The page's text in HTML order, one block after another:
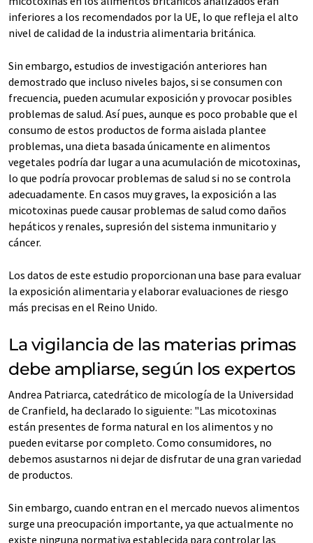
inferiores a los recomendados por la UE, lo que refleja el alto
nivel de calidad de la industria alimentaria británica.
Sin embargo, estudios de investigación anteriores han
demostrado que incluso niveles bajos, si se consumen con
frecuencia, pueden acumular exposición y provocar posibles
problemas de salud. Así pues, aunque es poco probable que el
consumo de estos productos de forma aislada plantee
problemas, una dieta basada únicamente en alimentos
vegetales podría dar lugar a una acumulación de micotoxinas,
lo que podría provocar problemas de salud si no se controla
adecuadamente. En casos muy graves, la exposición a las
micotoxinas puede causar problemas de salud como daños
hepáticos y renales, supresión del sistema inmunitario y
cáncer.
Los datos de este estudio proporcionan una base para evaluar
la exposición alimentaria y elaborar evaluaciones de riesgo
más precisas en el Reino Unido.
La vigilancia de las materias primas
debe ampliarse, según los expertos
Andrea Patriarca, catedrático de micología de la Universidad
de Cranfield, ha declarado lo siguiente: "Las micotoxinas
están presentes de forma natural en los alimentos y no
pueden evitarse por completo. Como consumidores, no
debemos asustarnos ni dejar de disfrutar de una gran variedad
de productos.
Sin embargo, cuando entran en el mercado nuevos alimentos
surge una preocupación importante, ya que actualmente no
existe ninguna normativa establecida para controlar las